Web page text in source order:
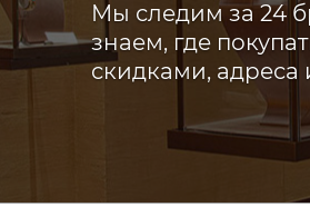
Мы следим за 24
знаем, где
скидками, адреса